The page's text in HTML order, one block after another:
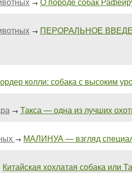
→
→ ПЕРОРАЛЬНОЕ
колли: собака с высоким
→ Такса — одна из лучших
→ МАЛИНУА — взгляд
Китайская хохлатая собака или